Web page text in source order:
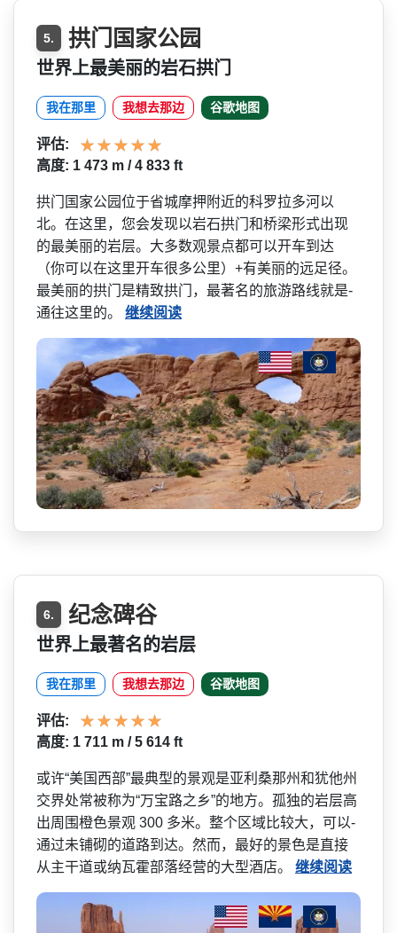
5. 拱门国家公园
世界上最美丽的岩石拱门
我在那里 我想去那边 谷歌地图
评估:
高度: 1 473 m / 4 833 ft
拱门国家公园位于省城摩押附­近的科罗拉多河以
北。在这里，您会发现以岩石拱门和­桥梁形式出现
的最美丽的岩层。大多数观景点都可以开­车到达
（你可以在这里开车很多公里）+有美丽的远足­径。
最美丽的拱门是精致拱门，最著名的旅游路线就是­
通往这里的。 继续阅读
6. 纪念碑谷
世界上最著名的岩层
我在那里 我想去那边 谷歌地图
评估:
高度: 1 711 m / 5 614 ft
或许“美国西部”最典型的景­观是亚利桑那州和犹他州
交界处常被称为“万宝路之乡­”的地方。孤独的岩层高
出周围橙色景观 300 多米。整个区域比较大，可以­
通过未铺砌的道路到达。然而，最好的景色是直接
从主­干道或纳瓦霍部落经营的大型酒店。 继续阅读